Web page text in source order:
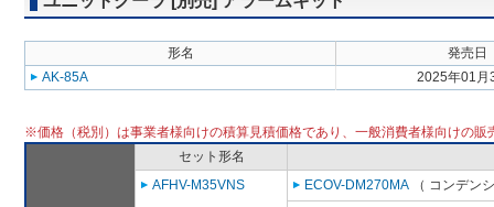
形名
発売日
AK-85A
2025年01月
※価格（税別）は事業者様向けの積算見積価格であり、一般消費者様向けの販
セット形名
AFHV-M35VNS
ECOV-DM270MA （ コンデン